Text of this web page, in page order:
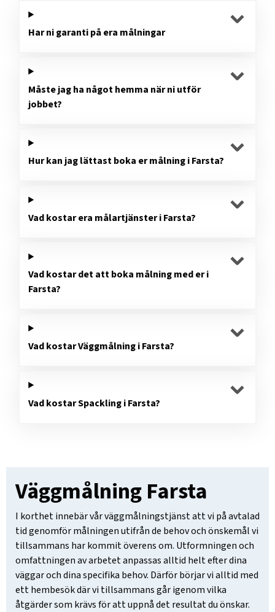
Har ni garanti på era målningar
Måste jag ha något hemma när ni utför
jobbet?
Hur kan jag lättast boka er målning i Farsta?
Vad kostar era målartjänster i Farsta?
Vad kostar det att boka målning med er i
Farsta?
Vad kostar Väggmålning i Farsta?
Vad kostar Spackling i Farsta?
Väggmålning Farsta
I korthet innebär vår väggmålningstjänst att vi på avtalad
tid genomför målningen utifrån de behov och önskemål vi
tillsammans har kommit överens om. Utformningen och
omfattningen av arbetet anpassas alltid helt efter dina
väggar och dina specifika behov. Därför börjar vi alltid med
ett hembesök där vi tillsammans går igenom vilka
åtgärder som krävs för att uppnå det resultat du önskar.